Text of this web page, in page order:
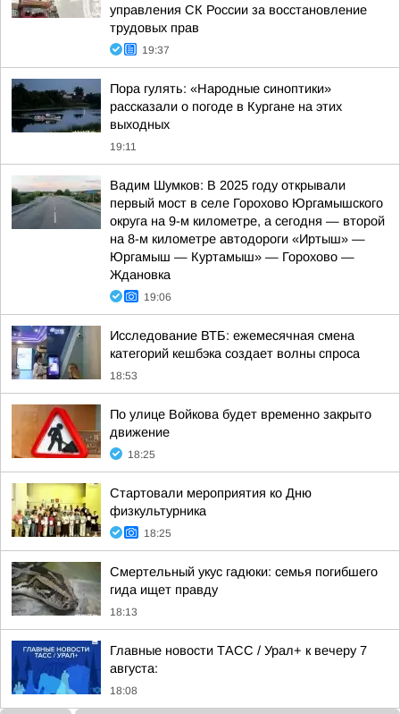
управления СК России за восстановление
трудовых прав
19:37
Пора гулять: «Народные синоптики»
рассказали о погоде в Кургане на этих
выходных
19:11
Вадим Шумков: В 2025 году открывали
первый мост в селе Горохово Юргамышского
округа на 9-м километре, а сегодня — второй
на 8-м километре автодороги «Иртыш» —
Юргамыш — Куртамыш» — Горохово —
Ждановка
19:06
Исследование ВТБ: ежемесячная смена
категорий кешбэка создает волны спроса
18:53
По улице Войкова будет временно закрыто
движение
18:25
Стартовали мероприятия ко Дню
физкультурника
18:25
Смертельный укус гадюки: семья погибшего
гида ищет правду
18:13
Главные новости ТАСС / Урал+ к вечеру 7
августа:
18:08